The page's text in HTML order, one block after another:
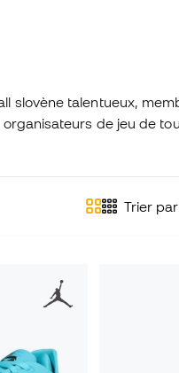
slovène talentueux,
de jeu de
Trier par